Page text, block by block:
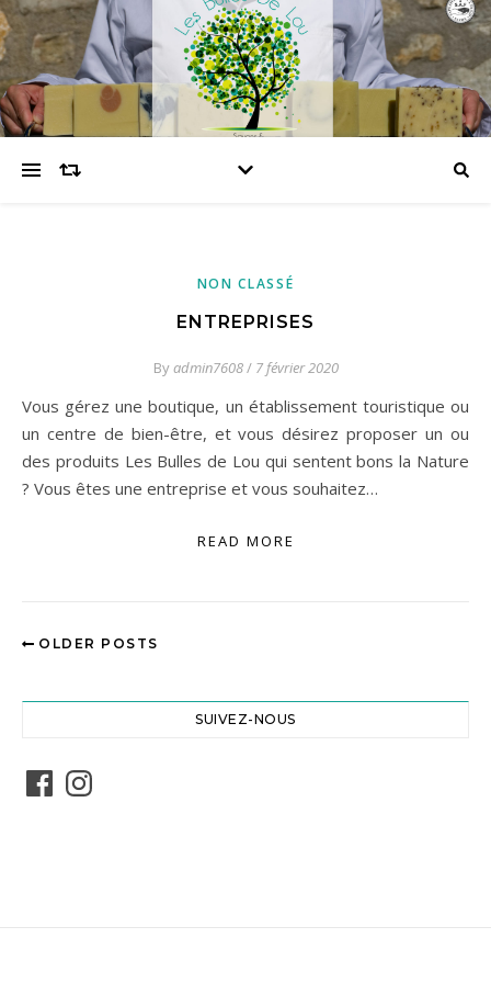
NON CLASSÉ
ENTREPRISES
Byadmin7608/ 7 février 2020
Vous gérez une boutique, un établissement touristique ou
un centre de bien-être, et vous désirez proposer un ou
des produits Les Bulles de Lou qui sentent bons la Nature
? Vous êtes une entreprise et vous souhaitez…
READ MORE
OLDER POSTS
SUIVEZ-NOUS
FacebookInstagram